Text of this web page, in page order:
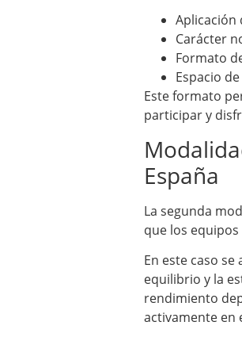
Aplicación
Carácter
Formato
Espacio
Este formato
participar y
España
La segunda
que los
En este caso
equilibrio y la
rendimiento
activamente en